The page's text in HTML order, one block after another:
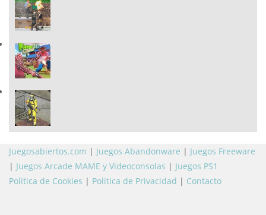
Juegosabiertos.com | Juegos Abandonware | Juegos Freeware
| Juegos Arcade MAME y Videoconsolas | Juegos PS1
Politica de Cookies | Politica de Privacidad | Contacto